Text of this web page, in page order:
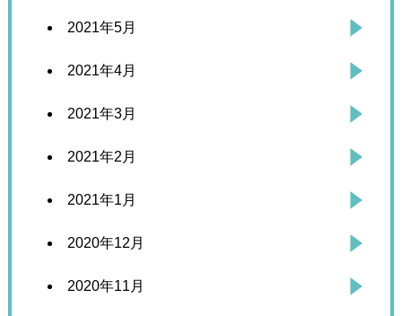
2021年5月
2021年4月
2021年3月
2021年2月
2021年1月
2020年12月
2020年11月